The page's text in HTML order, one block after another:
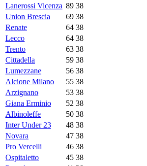
Lanerossi Vicenza 89 38
Union Brescia
69 38
Renate
64 38
Lecco
64 38
Trento
63 38
Cittadella
59 38
Lumezzane
56 38
Alcione Milano
55 38
Arzignano
53 38
Giana Erminio
52 38
Albinoleffe
50 38
Inter Under 23
48 38
Novara
47 38
Pro Vercelli
46 38
Ospitaletto
45 38